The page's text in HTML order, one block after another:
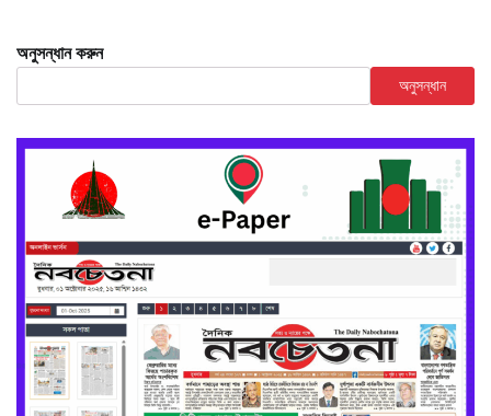
অনুসন্ধান করুন
অনুসন্ধান